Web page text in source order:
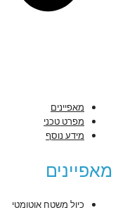
מאפיינים
מפרט טכני
מידע נוסף
מאפיינים
כיול משטח אוטומטי